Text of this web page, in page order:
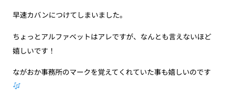
早速カバンにつけてしまいました。
ちょっとアルファベットはアレですが、なんとも言えないほど
嬉しいです！
ながおか事務所のマークを覚えてくれていた事も嬉しいのです